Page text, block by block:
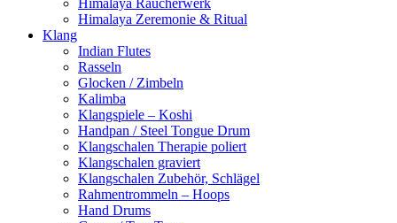
Himalaya Räucherwerk
Himalaya Zeremonie & Ritual
Klang
Indian Flutes
Rasseln
Glocken / Zimbeln
Kalimba
Klangspiele – Koshi
Handpan / Steel Tongue Drum
Klangschalen Therapie poliert
Klangschalen graviert
Klangschalen Zubehör, Schlägel
Rahmentrommeln – Hoops
Hand Drums